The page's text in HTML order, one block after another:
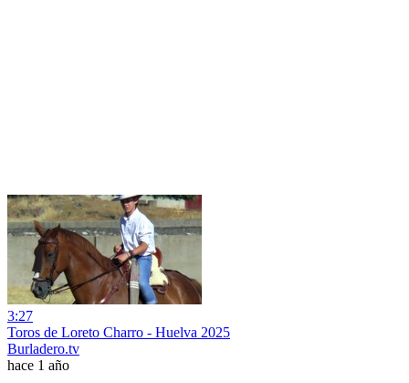
3:27
Toros de Loreto Charro - Huelva 2025
Burladero.tv
hace 1 año